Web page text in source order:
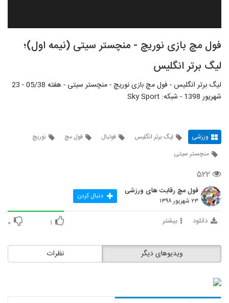
فول مچ بازی نوریچ - منچستر سیتی (نیمه اول)؛
لیگ برتر انگلیس
لیگ برتر انگلیس - فول مچ بازی نوریچ - منچستر سیتی - هفته 05/38 - 23
شهریور 1398 - شبکه: Sky Sport
ورزشی لیگ برتر انگلیس فوتبال فول مچ
نوریچ
منچستر سیتی
۵۲۲
فول مچ رقابت های ورزشی
۲۳ شهریور ۱۳۹۸ دنبال کردن
دانلود بیشتر ۱ ۰
نظرات ویدیوهای دیگر